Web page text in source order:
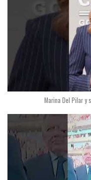
Marina Del Pilar y